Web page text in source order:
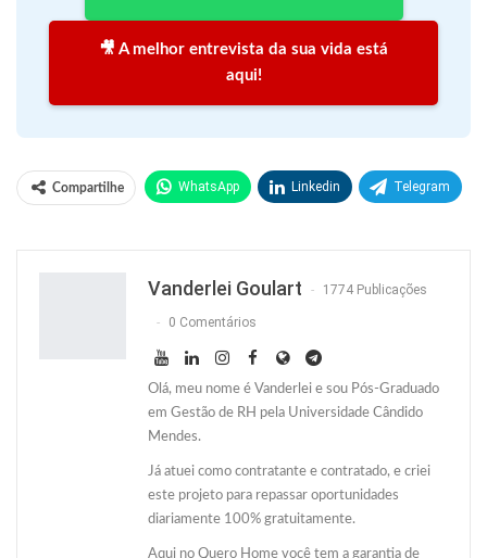
🎥 A melhor entrevista da sua vida está
aqui!
Compartilhe WhatsApp Linkedin Telegram
Vanderlei Goulart 1774 Publicações
0 Comentários
Olá, meu nome é Vanderlei e sou Pós-Graduado
em Gestão de RH pela Universidade Cândido
Mendes.
Já atuei como contratante e contratado, e criei
este projeto para repassar oportunidades
diariamente 100% gratuitamente.
Aqui no Quero Home você tem a garantia de